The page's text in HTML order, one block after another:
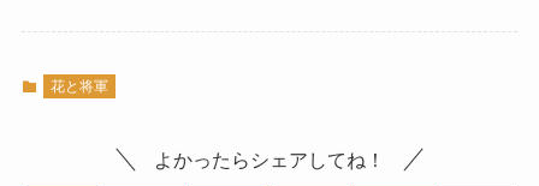
花と将軍
よかったらシェアしてね！